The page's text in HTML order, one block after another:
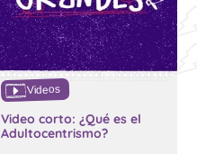
Videos
Video corto: ¿Qué es el
Adultocentrismo?